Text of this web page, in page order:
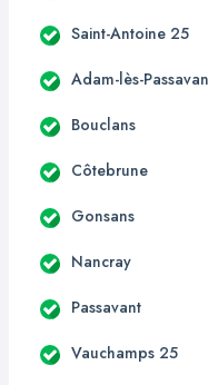
Saint-Antoine 25
Adam-lès-
Bouclans
Côtebrune
Gonsans
Nancray
Passavant
Vauchamps 25